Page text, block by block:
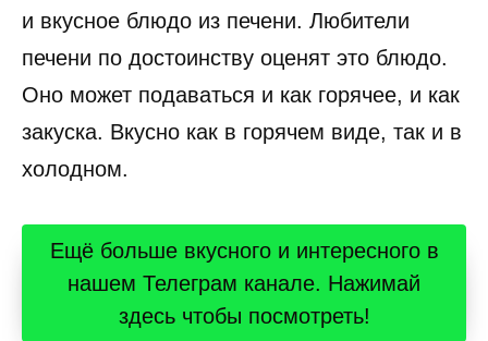
и вкусное блюдо из печени. Любители
печени по достоинству оценят это блюдо.
Оно может подаваться и как горячее, и как
закуска. Вкусно как в горячем виде, так и в
холодном.
Ещё больше вкусного и интересного в
нашем Телеграм канале. Нажимай
здесь чтобы посмотреть!